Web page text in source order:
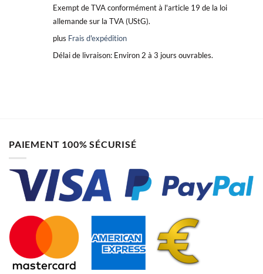
Exempt de TVA conformément à l'article 19 de la loi
allemande sur la TVA (UStG).
plus Frais d'expédition
Délai de livraison: Environ 2 à 3 jours ouvrables.
PAIEMENT 100% SÉCURISÉ